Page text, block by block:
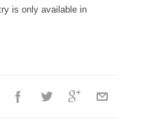
is only available in